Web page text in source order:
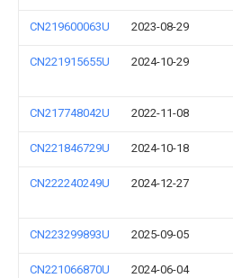
CN219600063U 2023-08-29
CN221915655U 2024-10-29
CN217748042U 2022-11-08
CN221846729U 2024-10-18
CN222240249U 2024-12-27
CN223299893U 2025-09-05
CN221066870U 2024-06-04